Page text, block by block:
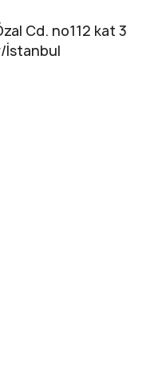
Cd. no112 kat 3
İstanbul